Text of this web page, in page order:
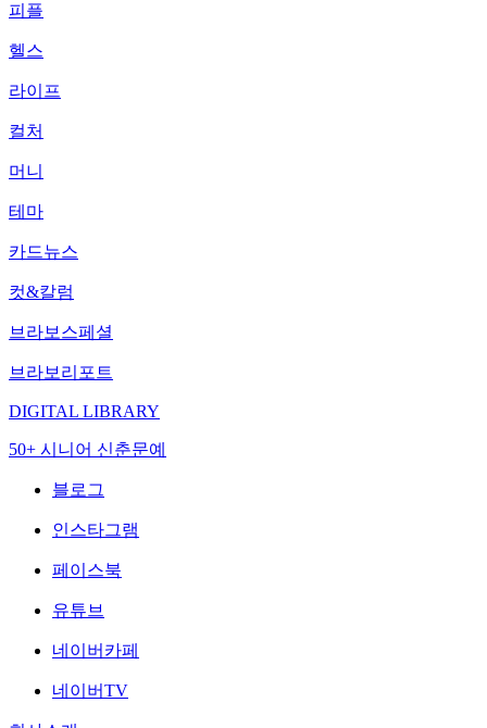
피플
헬스
라이프
컬처
머니
테마
카드뉴스
컷&칼럼
브라보스페셜
브라보리포트
DIGITAL LIBRARY
50+ 시니어 신춘문예
블로그
인스타그램
페이스북
유튜브
네이버카페
네이버TV